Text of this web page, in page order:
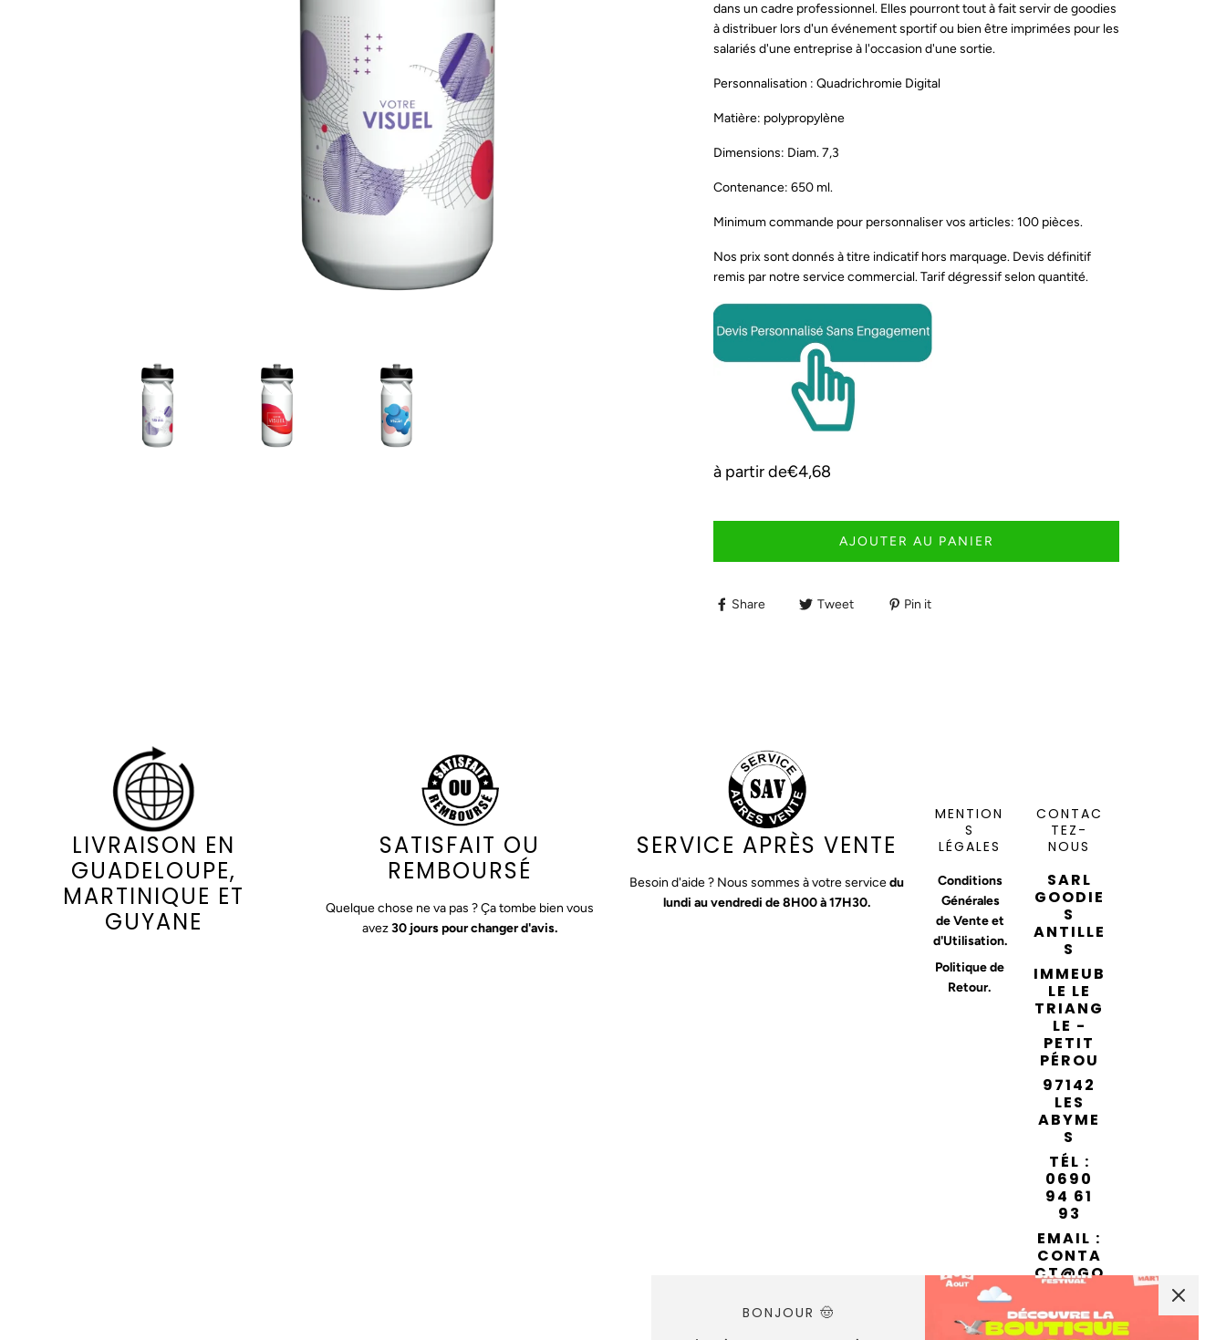
dans un cadre professionnel. Elles pourront tout à fait servir de goodies
à distribuer lors d'un événement sportif ou bien être imprimées pour les
salariés d'une entreprise à l'occasion d'une sortie.
Personnalisation : Quadrichromie Digital
Matière: polypropylène
Dimensions: Diam. 7,3
Contenance: 650 ml.
Minimum commande pour personnaliser vos articles: 100 pièces.
Nos prix sont donnés à titre indicatif hors marquage. Devis définitif
remis par notre service commercial. Tarif dégressif selon quantité.
à partir de€4,68
AJOUTER AU PANIER
Share Tweet Pin it
LIVRAISON EN
GUADELOUPE,
MARTINIQUE ET
GUYANE
SATISFAIT OU
REMBOURSÉ
Quelque chose ne va pas ? Ça tombe bien vous
avez30 jours pour changer d'avis.
SERVICE APRÈS VENTE
Besoin d'aide ? Nous sommes à votre servicedu
lundi au vendredi de 8H00 à 17H30.
MENTION
S
LÉGALES
Conditions
Générales
de Vente et
d'Utilisation.
Politique de
Retour.
CONTAC
TEZ-
NOUS
SARL
GOODIE
S
ANTILLE
S
IMMEUB
LE LE
TRIANG
LE -
PETIT
PÉROU
97142
LES
ABYME
S
TÉL :
0690
94 61
93
EMAIL :
CONTA
CT@GO
ODIESA
NTILLES
.COM
BONJOUR 🤠